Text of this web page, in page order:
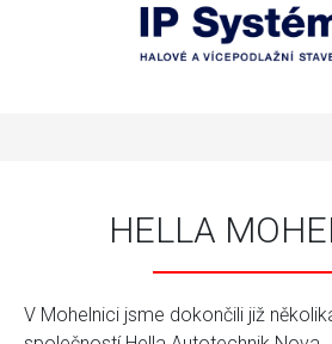
HELLA
V Mohelnici jsme dokončili již